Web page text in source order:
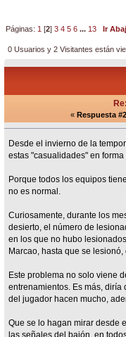
Páginas: 1 [2]3 4 5 6 ... 13 Ir
0 Usuarios y 2 Visitantes están
« Respuesta
Desde el invierno de la
estas "casualidades" en forma
Porque todos los equipos
no es normal.
Curiosamente, durante los
desierto, el número de
en los que no hubo
Marcao, hasta que se lesionó,
Este problema no solo viene
entrenamientos. Es más,
del jugador hacen mucho,
Que se lo hagan mirar desde
las señales del bajón, en